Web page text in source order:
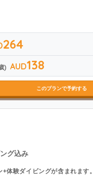
264
) AUD138
このプランで予約する
グ込み
体験ダイビングが含まれます。